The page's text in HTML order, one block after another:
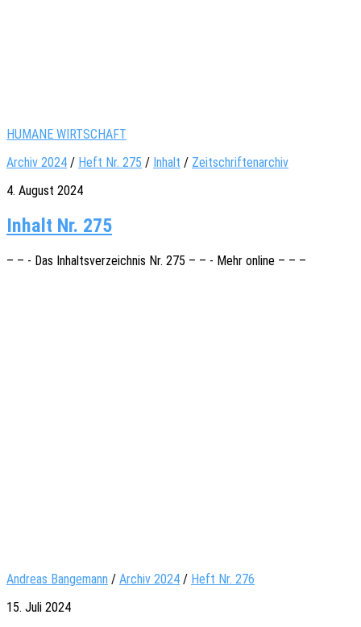
HUMANE WIRTSCHAFT
Archiv 2024 / Heft Nr. 275 / Inhalt / Zeitschriftenarchiv
4. August 2024
Inhalt Nr. 275
– – - Das Inhalts­ver­zeich­nis Nr. 275 – – - Mehr online – – –
Andreas Bangemann / Archiv 2024 / Heft Nr. 276
15. Juli 2024